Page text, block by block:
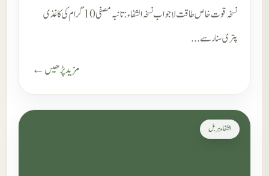
نسخہ قوت خاص طاقت لا جواب نسخہ الشفاء : تانبہ مصفی 10 گرام کی کاغذی
پتری سنار سے...
مزید پڑھیں ←
الشفاء ہربل